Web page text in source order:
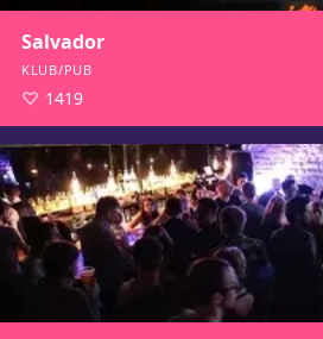
Salvador
KLUB/PUB
1419